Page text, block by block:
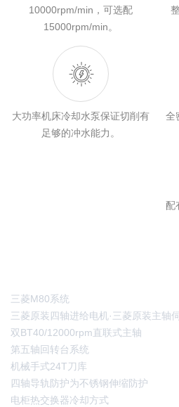
10000rpm/min，可选配
15000rpm/min。
大功率机床冷却水泵保证切削有
足够的冲水能力。
全
配
三菱M80系统
三菱原装四轴进给电机·三菱原装主轴
双BT40/12000rpm直联式主轴
第五轴回转台系统
机械手式24T刀库
四轴导轨防护为不锈钢伸缩防护
电柜热交换器冷却方式